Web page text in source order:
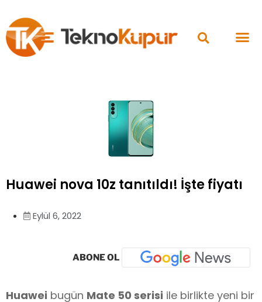
Huawei nova 10z tanıtıldı! İşte fiyatı
Eylül 6, 2022
ABONE OL
Huawei bugün Mate 50 serisi ile birlikte yeni bir